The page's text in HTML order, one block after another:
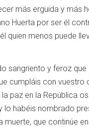
más erguida y más
Huerta por ser él
quien menos puede
sangriento y feroz que
cumpláis con vuestro
paz en la República
lo habéis nombrado
que continúe